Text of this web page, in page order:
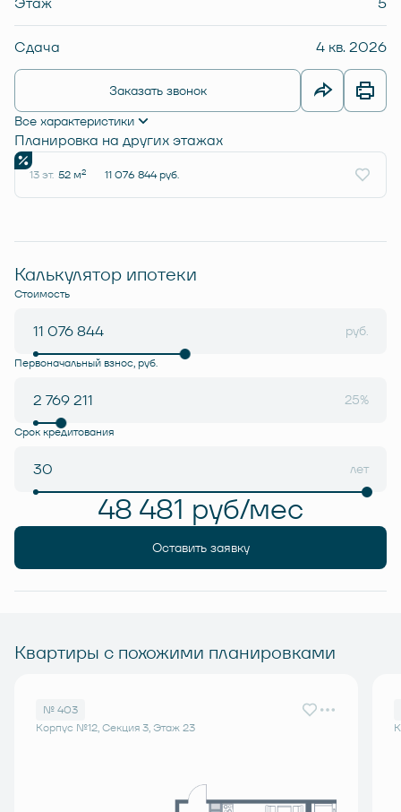
Сдача 4 кв. 2026
Заказать звонок
Все характеристики
Планировка на других этажах
13 эт. 52 м2 11 076 844 руб.
Калькулятор ипотеки
Стоимость
руб.
Первоначальный взнос, руб.
25%
Срок кредитования
лет
48 481 руб/мес
Оставить заявку
Квартиры с похожими планировками
№ 403
Корпус №12, Секция 3, Этаж 23